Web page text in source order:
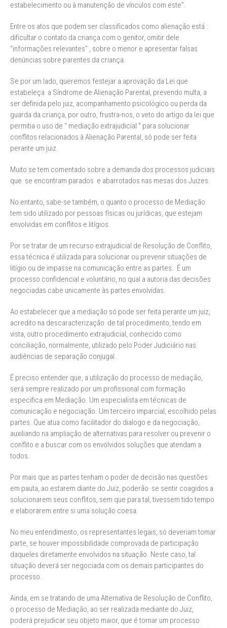
estabelecimento ou à manutenção de vínculos com este”.
Entre os atos que podem ser classificados como alienação está :
dificultar o contato da criança com o genitor, omitir dele
“informações relevantes” , sobre o menor e apresentar falsas
denúncias sobre parentes da criança.
Se por um lado, queremos festejar a aprovação da Lei que
estabeleça a Síndrome de Alienação Parental, prevendo multa, a
ser definida pelo juiz, acompanhamento psicológico ou perda da
guarda da criança, por outro, frustra-nos, o veto do artigo da lei que
permitia o uso de “ mediação extrajudicial ” para solucionar
conflitos relacionados à Alienação Parental, só pode ser feita
perante um juiz.
Muito se tem comentado sobre a demanda dos processos judiciais
que se encontram parados e abarrotados nas mesas dos Juizes.
No entanto, sabe-se também, o quanto o processo de Mediação
tem sido utilizado por pessoas físicas ou jurídicas, que estejam
envolvidas em conflitos e litígios.
Por se tratar de um recurso extrajudicial de Resolução de Conflito,
essa técnica é utilizada para solucionar ou prevenir situações de
litígio ou de impasse na comunicação entre as partes. É um
processo confidencial e voluntário, no qual a autoria das decisões
negociadas cabe unicamente às partes envolvidas.
Ao estabelecer que a mediação só pode ser feita perante um juiz,
acredito na descaracterização de tal procedimento, tendo em
vista, outro procedimento extrajudicial, conhecido como
conciliação, normalmente, utilizado pelo Poder Judiciário nas
audiências de separação conjugal.
É preciso entender que, a utilização do processo de mediação,
será sempre realizado por um profissional com formação
especifica em Mediação. Um especialista em técnicas de
comunicação e negociação. Um terceiro imparcial, escolhido pelas
partes. Que atua como facilitador do dialogo e da negociação,
auxiliando na ampliação de alternativas para resolver ou prevenir o
conflito e a buscar com os envolvidos soluções que atendam a
todos.
Por mais que as partes tenham o poder de decisão nas questões
em pauta, ao estarem diante do Juiz, poderão se sentir coagidos a
solucionarem seus conflitos, sem que para tal, tivessem tido tempo
e elaborarem entre si uma solução coesa.
No meu entendimento, os representantes legais, só deveriam tomar
parte, se houver impossibilidade comprovada de participação
daqueles diretamente envolvidos na situação. Neste caso, tal
situação deverá ser negociada com os demais participantes do
processo.
Ainda, em se tratando de uma Alternativa de Resolução de Conflito,
o processo de Mediação, ao ser realizada mediante do Juiz,
poderá prejudicar seu objeto maior, que é tornar um processo